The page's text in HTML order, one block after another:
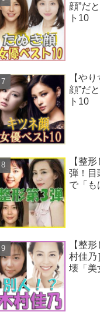
顔”だ
ト10
【や
顔”だ
ト10
【整
弾！目
で「も
【整
村佳乃
壊「美